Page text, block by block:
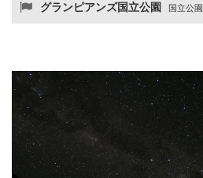
グランピアンズ国立公園 国立公園